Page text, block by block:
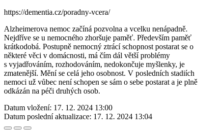
https://dementia.cz/poradny-vcera/
Alzheimerova nemoc začíná pozvolna a vcelku nenápadně.
Nejdříve se u nemocného zhoršuje paměť. Především paměť
krátkodobá. Postupně nemocný ztrácí schopnost postarat se o
některé věci v domácnosti, má čím dál větší problémy
s vyjadřováním, rozhodováním, nedokončuje myšlenky, je
zmatenější. Mění se celá jeho osobnost. V posledních stadiích
nemoci už vůbec není schopen se sám o sebe postarat a je plně
odkázán na péči druhých osob.
Datum vložení: 17. 12. 2024 13:00
Datum poslední aktualizace: 17. 12. 2024 13:04